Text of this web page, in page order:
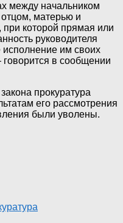
между начальником
отцом, матерью и
при которой прямая или
руководителя
им своих
в сообщении
прокуратура
его рассмотрения
были уволены.